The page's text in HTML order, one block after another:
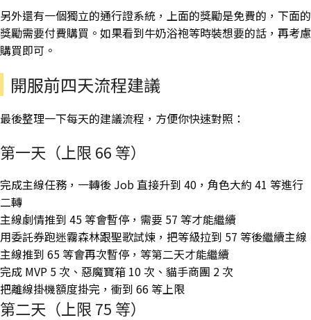
另外還有一個獨立的通行證系統，上面的獎勵是免費的，下面的
獎勵需要付費購買。如果看到牛奶浴袍等時裝想要的話，再考慮
購買即可。
開服前四天流程建議
最後整理一下每天的建議流程，方便你快速對照：
第一天（上限 66 等）
完成主線任務，一轉後 Job 直接升到 40，角色大約 41 等進行
二轉
主線劇情推到 45 等會暫停，需要 57 等才能繼續
用委託券跑迷霧森林跟聖歌試煉，把等級拉到 57 等後繼續主線
主線推到 65 等會再次暫停，等第二天才能繼續
完成 MVP 5 次、惡魔寶箱 10 次、貓手商團 2 次
把離線掛機額度掛完，衝到 66 等上限
第二天（上限 75 等）